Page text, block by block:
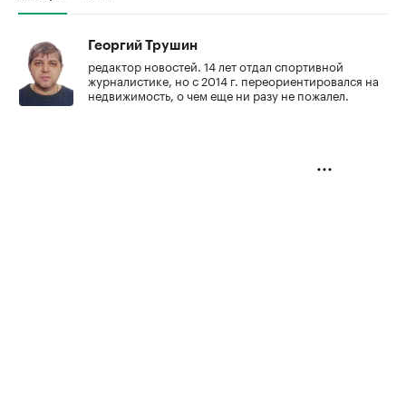
Георгий Трушин
редактор новостей. 14 лет отдал спортивной
журналистике, но с 2014 г. переориентировался на
недвижимость, о чем еще ни разу не пожалел.